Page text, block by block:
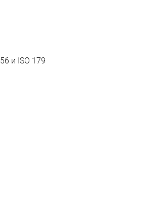
и ISO 179